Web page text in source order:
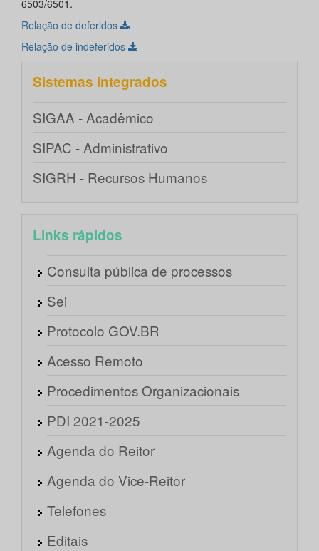
6503/6501.
Relação de deferidos
Relação de indeferidos
Sistemas integrados
SIGAA - Acadêmico
SIPAC - Administrativo
SIGRH - Recursos Humanos
Links rápidos
Consulta pública de processos
Sei
Protocolo GOV.BR
Acesso Remoto
Procedimentos Organizacionais
PDI 2021-2025
Agenda do Reitor
Agenda do Vice-Reitor
Telefones
Editais